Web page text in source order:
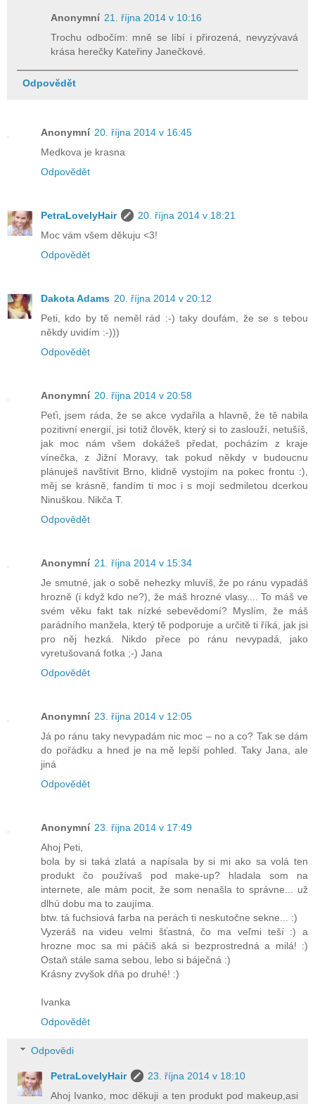
Anonymní 21. října 2014 v 10:16
Trochu odbočím: mně se líbí i přirozená, nevyzývavá
krása herečky Kateřiny Janečkové.
Odpovědět
Anonymní 20. října 2014 v 16:45
Medkova je krasna
Odpovědět
PetraLovelyHair
20. října 2014 v 18:21
Moc vám všem děkuju <3!
Odpovědět
Dakota Adams 20. října 2014 v 20:12
Peti, kdo by tě neměl rád :-) taky doufám, že se s tebou
někdy uvidím :-)))
Odpovědět
Anonymní 20. října 2014 v 20:58
Peťi, jsem ráda, že se akce vydařila a hlavně, že tě nabila
pozitivní energií, jsi totiž člověk, který si to zaslouží, netušíš,
jak moc nám všem dokážeš předat, pocházím z kraje
vínečka, z Jižní Moravy, tak pokud někdy v budoucnu
plánuješ navštívit Brno, klidně vystojím na pokec frontu :),
měj se krásně, fandím ti moc i s mojí sedmiletou dcerkou
Ninuškou. Nikča T.
Odpovědět
Anonymní 21. října 2014 v 15:34
Je smutné, jak o sobě nehezky mluvíš, že po ránu vypadáš
hrozně (i když kdo ne?), že máš hrozné vlasy.... To máš ve
svém věku fakt tak nízké sebevědomí? Myslím, že máš
parádního manžela, který tě podporuje a určitě ti říká, jak jsi
pro něj hezká. Nikdo přece po ránu nevypadá, jako
vyretušovaná fotka ;-) Jana
Odpovědět
Anonymní 23. října 2014 v 12:05
Já po ránu taky nevypadám nic moc – no a co? Tak se dám
do pořádku a hned je na mě lepší pohled. Taky Jana, ale
jiná
Odpovědět
Anonymní 23. října 2014 v 17:49
Ahoj Peti,
bola by si taká zlatá a napísala by si mi ako sa volá ten
produkt čo používaš pod make-up? hladala som na
internete, ale mám pocit, že som nenašla to správne... už
dlhú dobu ma to zaujíma.
btw. tá fuchsiová farba na perách ti neskutočne sekne... :)
Vyzeráš na videu velmi šťastná, čo ma veľmi teší :) a
hrozne moc sa mi páčiš aká si bezprostredná a milá! :)
Ostaň stále sama sebou, lebo si báječná :)
Krásny zvyšok dňa po druhé! :)
Ivanka
Odpovědět
Odpovědi
PetraLovelyHair
23. října 2014 v 18:10
Ahoj Ivanko, moc děkuji a ten produkt pod makeup,asi